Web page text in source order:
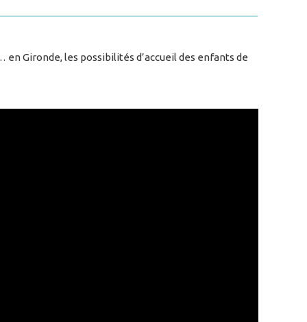
Gironde, les possibilités d’accueil des enfants de